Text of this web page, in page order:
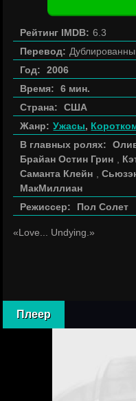
Рейтинг IMDB: 6.3
Перевод:
Год:
2006
Время:
6 мин.
Страна:
США
Жанр: Ужасы,
В главных ролях:
Брайан Остин Грин
Саманта Клейн
,
МакМиллиан
Режиссер:
Пол Солет
«Love... Undying.»
Плеер